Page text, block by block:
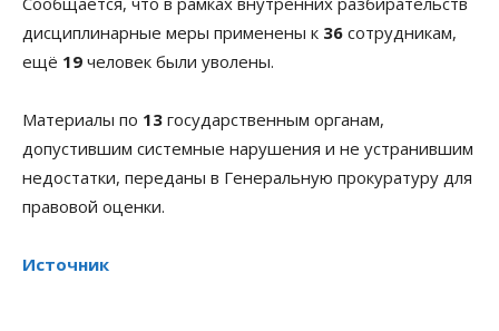
дисциплинарные меры применены к 36 сотрудникам,
ещё 19 человек были уволены.
Материалы по 13 государственным органам,
допустившим системные нарушения и не устранившим
недостатки, переданы в Генеральную прокуратуру для
правовой оценки.
Источник